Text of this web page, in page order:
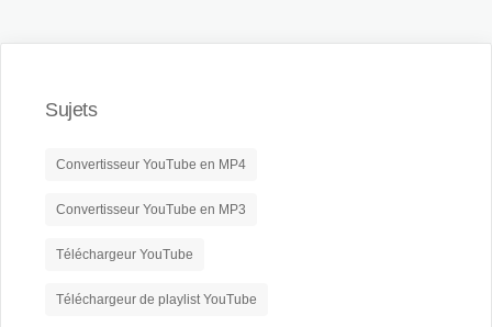
Sujets
Convertisseur YouTube en MP4
Convertisseur YouTube en MP3
Téléchargeur YouTube
Téléchargeur de playlist YouTube